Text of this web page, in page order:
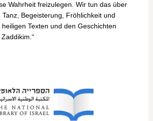
Wahrheit freizulegen. Wir tun das über
Begeisterung, Fröhlichkeit und
Texten und den Geschichten